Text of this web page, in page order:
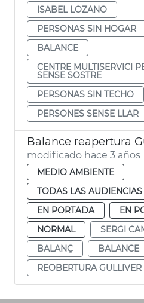
ISABEL LOZANO
PERSONAS SIN HOGAR
BALANCE
CENTRE MULTISERVICI
SENSE SOSTRE
PERSONAS SIN TECHO
PERSONES SENSE LLAR
Balance reapertura
modificado hace 3 años
MEDIO AMBIENTE
TODAS LAS AUDIENCIAS
EN PORTADA
EN
NORMAL
SERGI
BALANÇ
BALANCE
REOBERTURA GULLIVER